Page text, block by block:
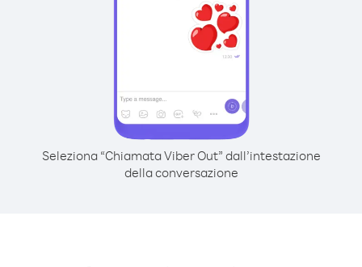
Seleziona “Chiamata Viber Out” dall’intestazione
della conversazione